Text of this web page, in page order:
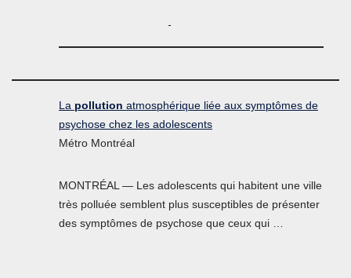
La pollution atmosphérique liée aux symptômes de
psychose chez les adolescents
Métro Montréal
MONTRÉAL — Les adolescents qui habitent une ville
très polluée semblent plus susceptibles de présenter
des symptômes de psychose que ceux qui …